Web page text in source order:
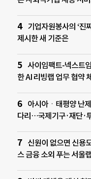
기업자원봉사의 ‘진
제시한 새 기준은
사이임팩트-넥스트
한 AI 리빙랩 업무 협약
아시아ㆍ태평양 난
다리…국제기구·재단·
신원이 없으면 신용
스 금융 소외 푸는 서울